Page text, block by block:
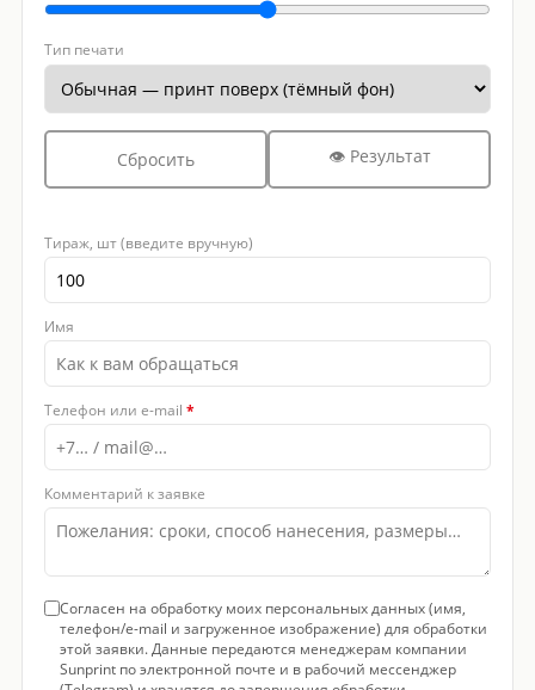
Тип печати
Сбросить 👁 Результат
Тираж, шт (введите вручную)
Имя
Телефон или e-mail *
Комментарий к заявке
Согласен на обработку моих персональных данных (имя,
телефон/e-mail и загруженное изображение) для обработки
этой заявки. Данные передаются менеджерам компании
Sunprint по электронной почте и в рабочий мессенджер